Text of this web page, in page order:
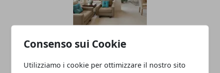
Consenso sui Cookie
Utilizziamo i cookie per ottimizzare il nostro sito
Mercato immobiliare a Milano: cosa
aspettarsi nel 2025 e i settori